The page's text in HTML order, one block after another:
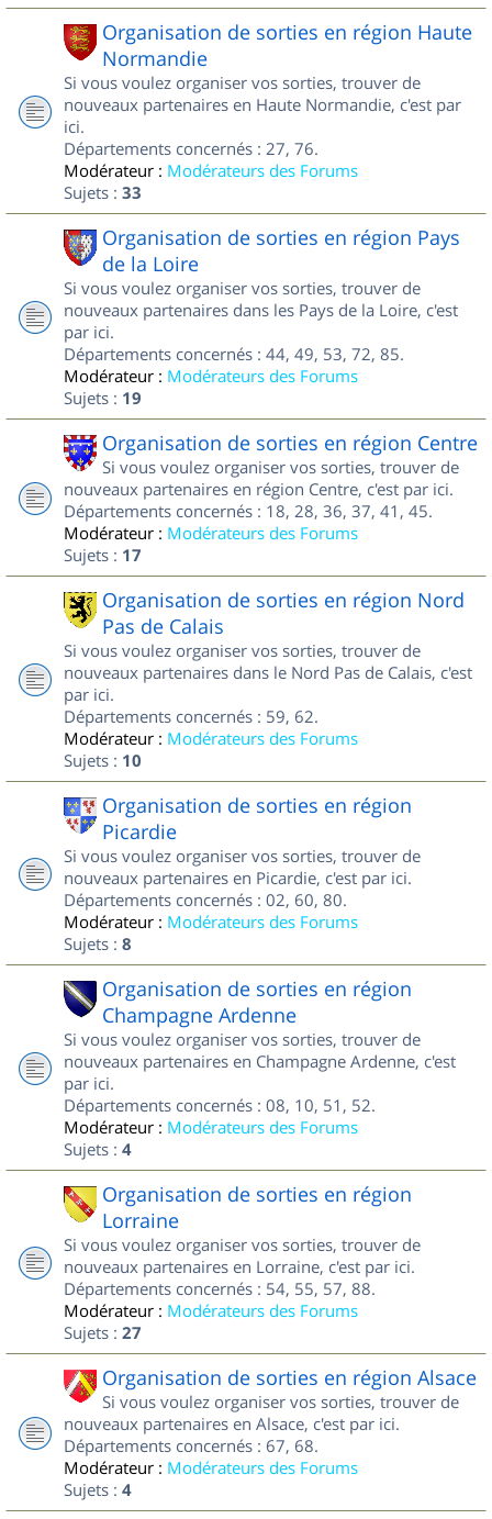
Organisation de sorties en région Haute
Normandie
Si vous voulez organiser vos sorties, trouver de
nouveaux partenaires en Haute Normandie, c'est par
ici.
Départements concernés : 27, 76.
Modérateur : Modérateurs des Forums
Sujets : 33
Organisation de sorties en région Pays
de la Loire
Si vous voulez organiser vos sorties, trouver de
nouveaux partenaires dans les Pays de la Loire, c'est
par ici.
Départements concernés : 44, 49, 53, 72, 85.
Modérateur : Modérateurs des Forums
Sujets : 19
Organisation de sorties en région Centre
Si vous voulez organiser vos sorties, trouver de
nouveaux partenaires en région Centre, c'est par ici.
Départements concernés : 18, 28, 36, 37, 41, 45.
Modérateur : Modérateurs des Forums
Sujets : 17
Organisation de sorties en région Nord
Pas de Calais
Si vous voulez organiser vos sorties, trouver de
nouveaux partenaires dans le Nord Pas de Calais, c'est
par ici.
Départements concernés : 59, 62.
Modérateur : Modérateurs des Forums
Sujets : 10
Organisation de sorties en région
Picardie
Si vous voulez organiser vos sorties, trouver de
nouveaux partenaires en Picardie, c'est par ici.
Départements concernés : 02, 60, 80.
Modérateur : Modérateurs des Forums
Sujets : 8
Organisation de sorties en région
Champagne Ardenne
Si vous voulez organiser vos sorties, trouver de
nouveaux partenaires en Champagne Ardenne, c'est
par ici.
Départements concernés : 08, 10, 51, 52.
Modérateur : Modérateurs des Forums
Sujets : 4
Organisation de sorties en région
Lorraine
Si vous voulez organiser vos sorties, trouver de
nouveaux partenaires en Lorraine, c'est par ici.
Départements concernés : 54, 55, 57, 88.
Modérateur : Modérateurs des Forums
Sujets : 27
Organisation de sorties en région Alsace
Si vous voulez organiser vos sorties, trouver de
nouveaux partenaires en Alsace, c'est par ici.
Départements concernés : 67, 68.
Modérateur : Modérateurs des Forums
Sujets : 4